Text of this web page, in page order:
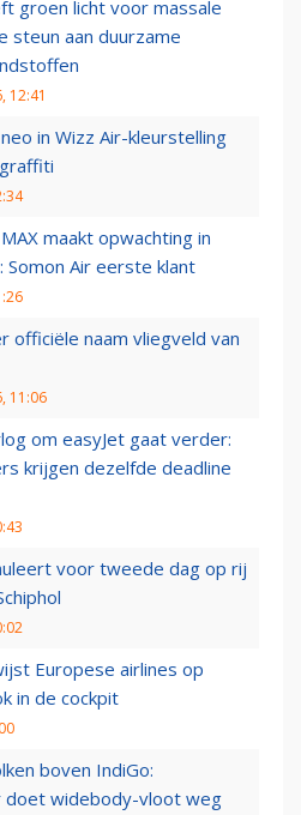
groen licht voor massale
steun aan duurzame
12:41
in Wizz Air-kleurstelling
maakt opwachting in
Somon Air eerste klant
officiële naam vliegveld van
11:06
om easyJet gaat verder:
krijgen dezelfde deadline
voor tweede dag op rij
Europese airlines op
in de cockpit
boven IndiGo:
doet widebody-vloot weg